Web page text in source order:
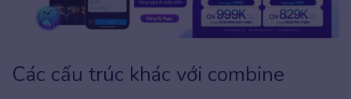
Các cấu trúc khác với combine